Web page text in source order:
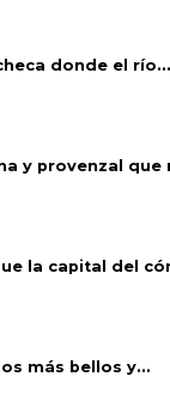
donde el río...
y provenzal que
la capital del
más bellos y...